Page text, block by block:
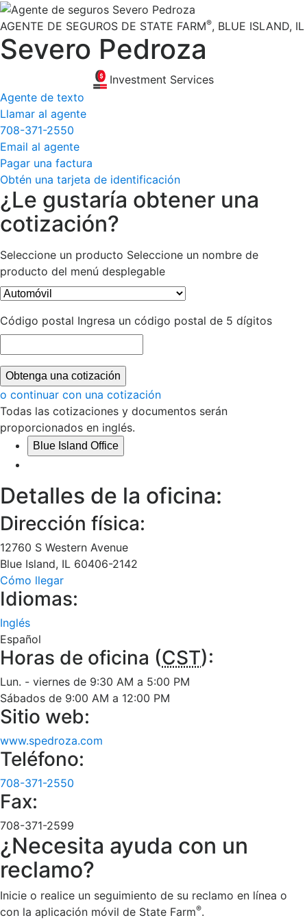
AGENTE DE SEGUROS DE STATE FARM®, BLUE ISLAND, IL
Severo Pedroza
Investment Services
Agente de texto
Llamar al agente
708-371-2550
Email al agente
Pagar una factura
Obtén una tarjeta de identificación
¿Le gustaría obtener una
cotización?
Seleccione un producto Seleccione un nombre de
producto del menú desplegable
Código postal Ingresa un código postal de 5 dígitos
Obtenga una cotización
o continuar con una cotización
Todas las cotizaciones y documentos serán
proporcionados en inglés.
Blue Island Office
Detalles de la oficina:
Dirección física:
12760 S Western Avenue
Blue Island, IL 60406-2142
Cómo llegar
Idiomas:
Inglés
Español
Horas de oficina (CST):
Lun. - viernes de 9:30 AM a 5:00 PM
Sábados de 9:00 AM a 12:00 PM
Sitio web:
www.spedroza.com
Teléfono:
708-371-2550
Fax:
708-371-2599
¿Necesita ayuda con un
reclamo?
Inicie o realice un seguimiento de su reclamo en línea o
con la aplicación móvil de State Farm®.